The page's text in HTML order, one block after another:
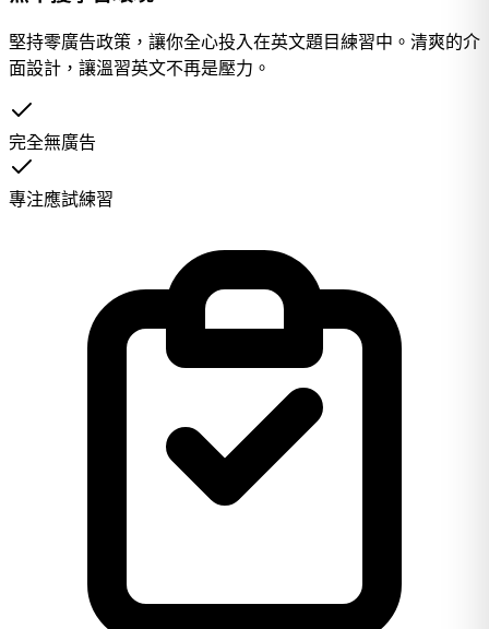
堅持零廣告政策，讓你全心投入在英文題目練習中。清爽的介
面設計，讓溫習英文不再是壓力。
完全無廣告
專注應試練習